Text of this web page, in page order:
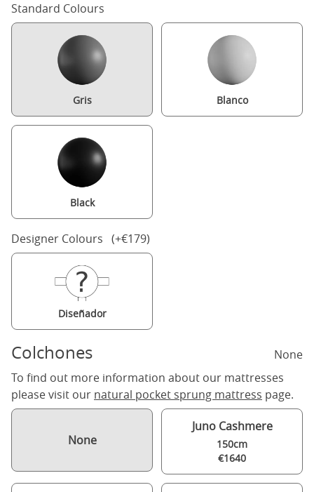
Standard Colours
Gris Blanco
Black
Designer Colours (+€179)
Diseñador
Colchones
None
To find out more information about our mattresses
please visit our natural pocket sprung mattress page.
None
Juno Cashmere
150cm
€1640